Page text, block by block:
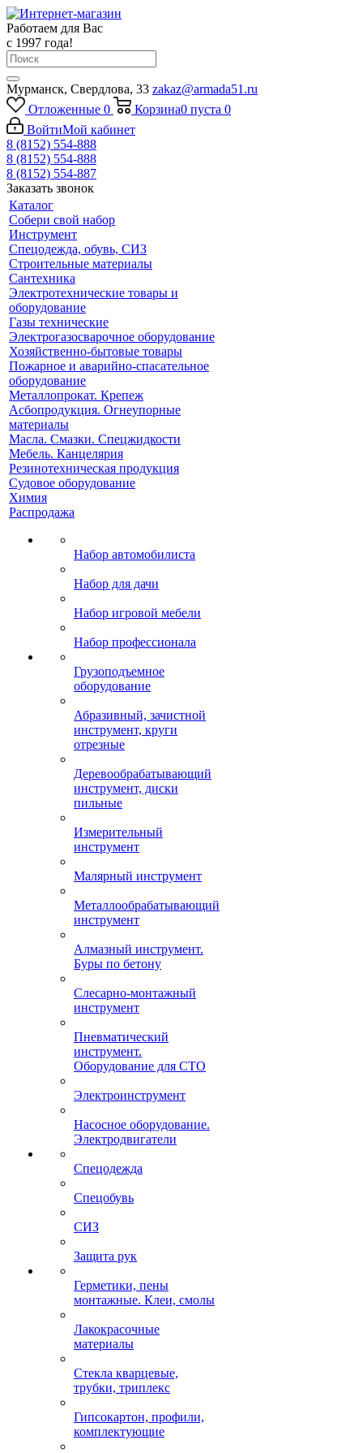
Работаем для Вас
с 1997 года!
Мурманск, Свердлова, 33 zakaz@armada51.ru
Отложенные 0 Корзина0 пуста 0
ВойтиМой кабинет
8 (8152) 554-888
8 (8152) 554-888
8 (8152) 554-887
Заказать звонок
Каталог
Собери свой набор
Инструмент
Спецодежда, обувь, СИЗ
Строительные материалы
Сантехника
Электротехнические товары и
оборудование
Газы технические
Электрогазосварочное оборудование
Хозяйственно-бытовые товары
Пожарное и аварийно-спасательное
оборудование
Металлопрокат. Крепеж
Асбопродукция. Огнеупорные
материалы
Масла. Смазки. Спецжидкости
Мебель. Канцелярия
Резинотехническая продукция
Судовое оборудование
Химия
Распродажа
Набор автомобилиста
Набор для дачи
Набор игровой мебели
Набор профессионала
Грузоподъемное
оборудование
Абразивный, зачистной
инструмент, круги
отрезные
Деревообрабатывающий
инструмент, диски
пильные
Измерительный
инструмент
Малярный инструмент
Металлообрабатывающий
инструмент
Алмазный инструмент.
Буры по бетону
Слесарно-монтажный
инструмент
Пневматический
инструмент.
Оборудование для СТО
Электроинструмент
Насосное оборудование.
Электродвигатели
Спецодежда
Спецобувь
СИЗ
Защита рук
Герметики, пены
монтажные. Клеи, смолы
Лакокрасочные
материалы
Стекла кварцевые,
трубки, триплекс
Гипсокартон, профили,
комплектующие